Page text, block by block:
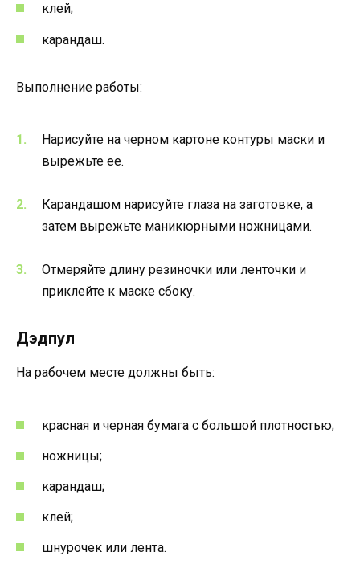
клей;
карандаш.
Выполнение работы:
Нарисуйте на черном картоне контуры маски и
вырежьте ее.
Карандашом нарисуйте глаза на заготовке, а
затем вырежьте маникюрными ножницами.
Отмеряйте длину резиночки или ленточки и
приклейте к маске сбоку.
Дэдпул
На рабочем месте должны быть:
красная и черная бумага с большой плотностью;
ножницы;
карандаш;
клей;
шнурочек или лента.